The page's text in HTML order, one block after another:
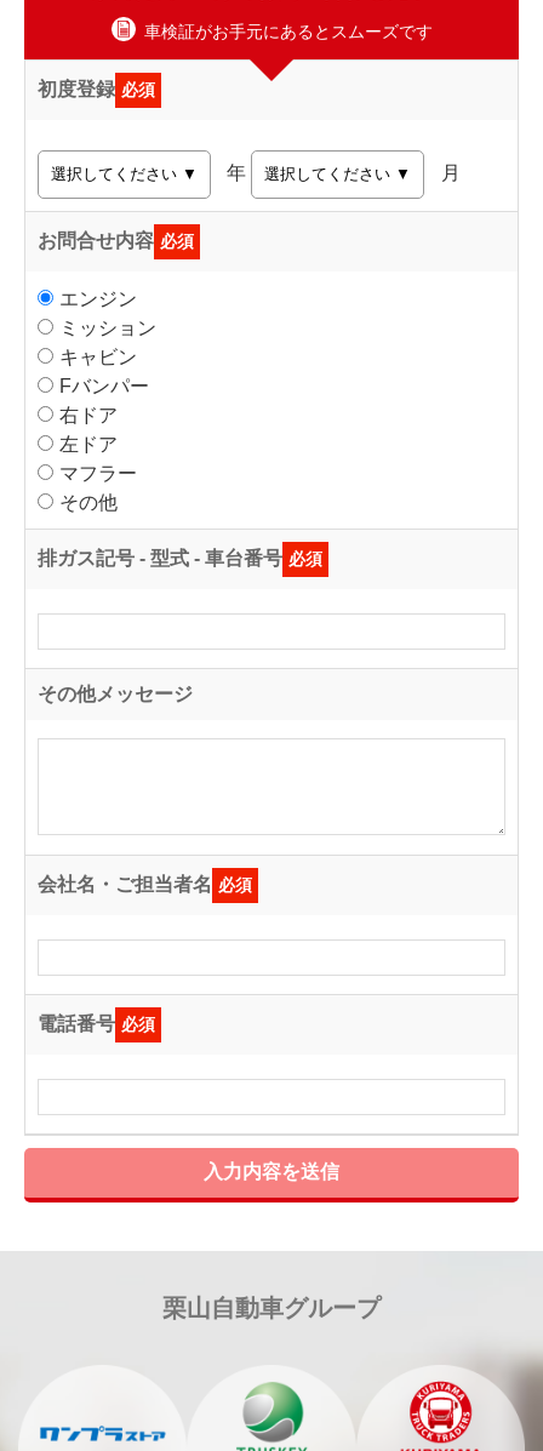
車検証がお手元にあるとスムーズです
初度登録 必須
年 月
お問合せ内容 必須
エンジン
ミッション
キャビン
Fバンパー
右ドア
左ドア
マフラー
その他
排ガス記号 - 型式 - 車台番号 必須
その他メッセージ
会社名・ご担当者名 必須
電話番号 必須
入力内容を送信
栗山自動車グループ